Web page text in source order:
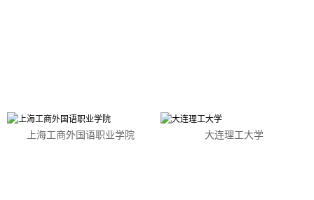
上海工商外国语职业学院 大连理工大学